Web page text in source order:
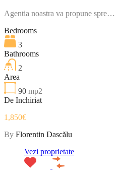
Agentia noastra va propune spre…
Bedrooms
3
Bathrooms
2
Area
90 mp2
De Inchiriat
1,850€
By Florentin Dascălu
Vezi proprietate